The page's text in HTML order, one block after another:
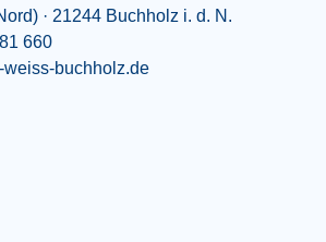
· 21244 Buchholz i. d. N.
660
buchholz.de